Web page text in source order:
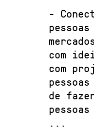
-
pessoas
com
com
de
...